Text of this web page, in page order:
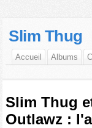
Slim Thug
Accueil Albums
Slim Thug
Outlawz :